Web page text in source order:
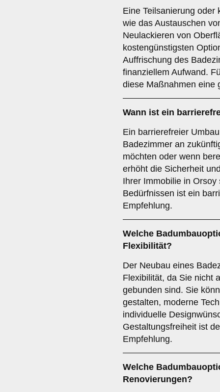
Eine Teilsanierung oder
wie das Austauschen
Neulackieren von
kostengünstigsten
Auffrischung des
finanziellem Aufwand.
diese Maßnahmen eine
Wann ist ein
Ein barrierefreier
Badezimmer an
möchten oder wenn
erhöht die Sicherheit
Ihrer Immobilie in
Bedürfnissen ist ein
Empfehlung.
Welche
Flexibilität?
Der Neubau eines
Flexibilität, da Sie nicht
gebunden sind. Sie
gestalten, moderne
individuelle
Gestaltungsfreiheit ist
Empfehlung.
Welche
Renovierungen?